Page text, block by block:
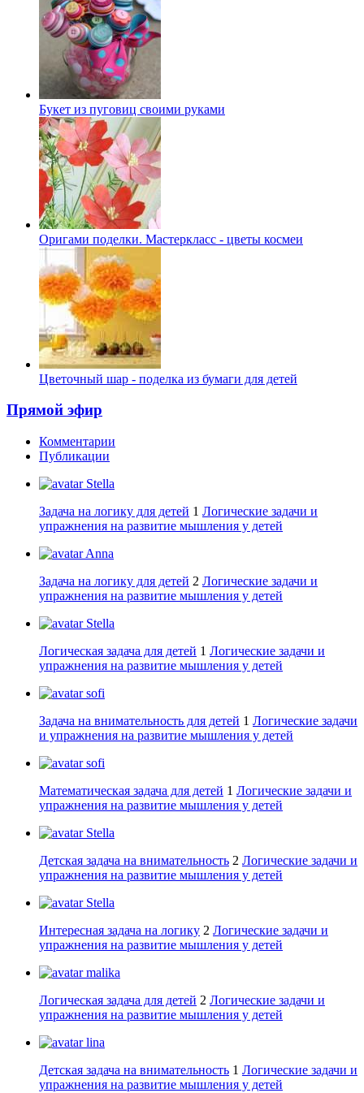
Букет из пуговиц своими руками
Оригами поделки. Мастеркласс - цветы космеи
Цветочный шар - поделка из бумаги для детей
Прямой эфир
Комментарии
Публикации
Stella
Задача на логику для детей 1 Логические задачи и
упражнения на развитие мышления у детей
Anna
Задача на логику для детей 2 Логические задачи и
упражнения на развитие мышления у детей
Stella
Логическая задача для детей 1 Логические задачи и
упражнения на развитие мышления у детей
sofi
Задача на внимательность для детей 1 Логические задачи
и упражнения на развитие мышления у детей
sofi
Математическая задача для детей 1 Логические задачи и
упражнения на развитие мышления у детей
Stella
Детская задача на внимательность 2 Логические задачи и
упражнения на развитие мышления у детей
Stella
Интересная задача на логику 2 Логические задачи и
упражнения на развитие мышления у детей
malika
Логическая задача для детей 2 Логические задачи и
упражнения на развитие мышления у детей
lina
Детская задача на внимательность 1 Логические задачи и
упражнения на развитие мышления у детей